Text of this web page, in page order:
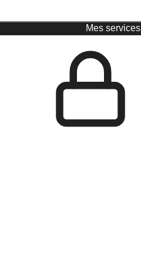
Mes services